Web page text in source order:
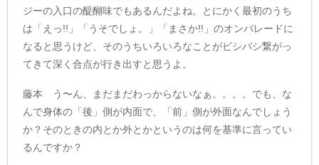
ジーの入口の醍醐味でもあるんだよね。とにかく最初のうち
は「えっ!!」「うそでしょ。」「まさか!!」のオンパレードに
なると思うけど、そのうちいろいろなことがビシバシ繋がっ
てきて深く合点が行き出すと思うよ。
藤本 う〜ん、まだまだわっからないなぁ。。。。でも、な
んで身体の「後」側が内面で、「前」側が外面なんでしょう
か？そのときの内とか外とかというのは何を基準に言ってい
るんですか？